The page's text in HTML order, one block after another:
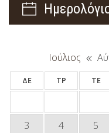
Ιούλιος
ΔΕ ΤΡ ΤΕ
3
4 5